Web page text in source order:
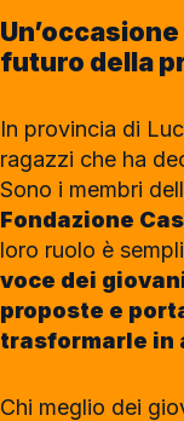
futuro della
In provincia di
ragazzi che ha
Sono i membri
Fondazione
loro ruolo è
voce dei
proposte e
trasformarle in
Chi meglio dei